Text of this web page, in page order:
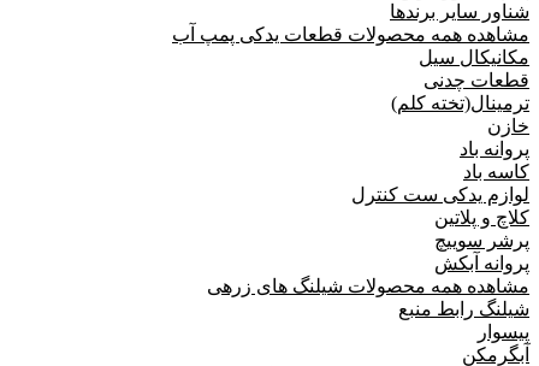
شناور سایر برندها
مشاهده همه محصولات قطعات یدکی پمپ آب
مکانیکال سیل
قطعات چدنی
ترمینال(تخته کلم)
خازن
پروانه باد
کاسه باد
لوازم یدکی ست کنترل
کلاچ و پلاتین
پرشر سوییچ
پروانه آبکش
مشاهده همه محصولات شیلنگ های زرهی
شیلنگ رابط منبع
پیسوار
آبگرمکن